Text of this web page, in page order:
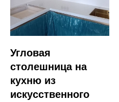
Угловая
столешница на
кухню из
искусственного